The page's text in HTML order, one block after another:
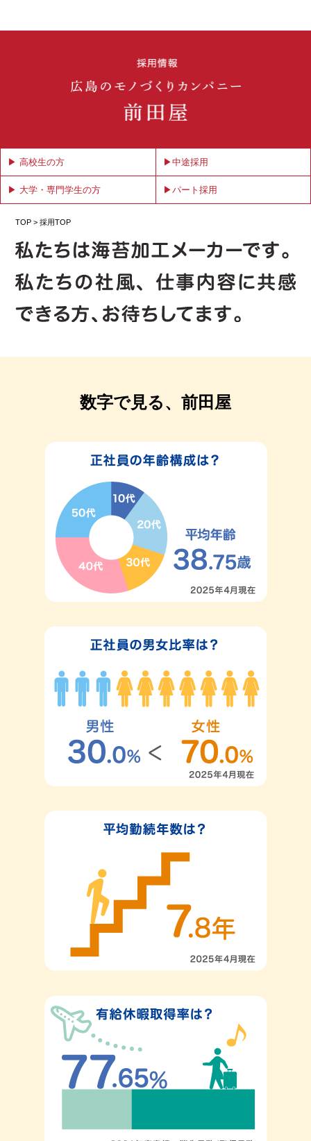
▶ 高校生の方 ▶中途採用
▶ 大学・専門学生の方 ▶パート採用
TOP > 採用TOP
数字で見る、前田屋